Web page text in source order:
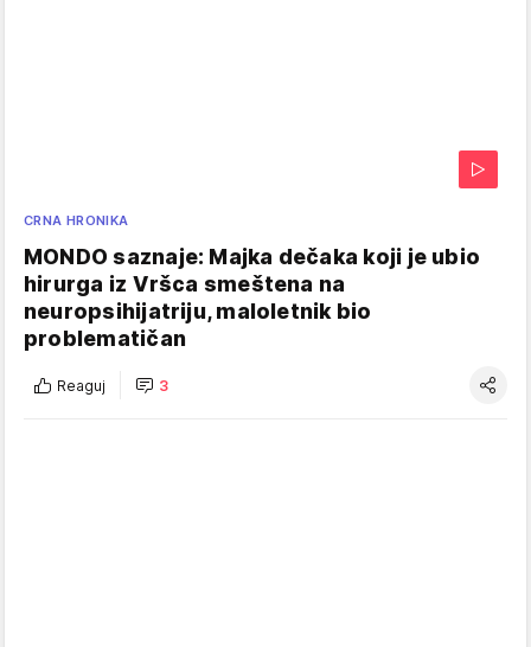
CRNA HRONIKA
MONDO saznaje: Majka dečaka koji je ubio
hirurga iz Vršca smeštena na
neuropsihijatriju, maloletnik bio
problematičan
Reaguj 3